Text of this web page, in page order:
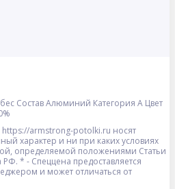
СоставАлюминий Категория A Цвет
https://armstrong-potolki.ru носят
характер и ни при каких условиях
определяемой положениями Статьи
РФ. * - Спеццена предоставляется
и может отличаться от